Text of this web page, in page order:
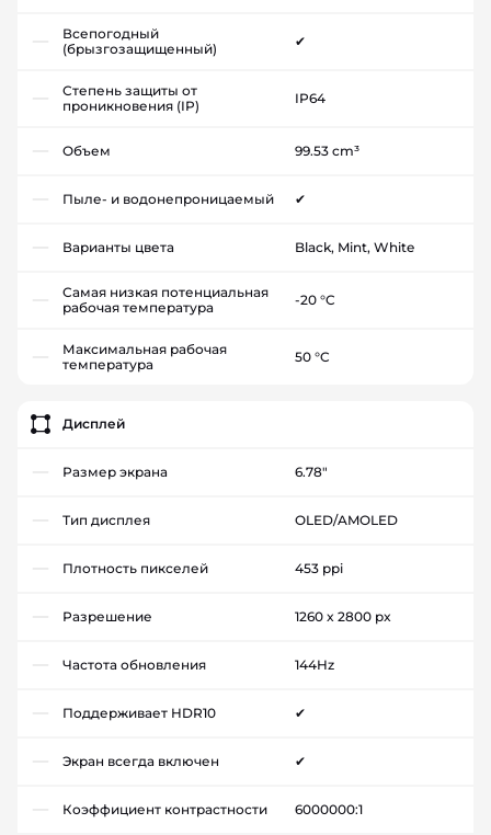
Всепогодный
(брызгозащищенный)
✔
Степень защиты от
проникновения (IP)
IP64
Объем 99.53 cm³
Пыле- и водонепроницаемый ✔
Варианты цвета Black, Mint, White
Самая низкая потенциальная
рабочая температура
-20 °C
Максимальная рабочая
температура
50 °C
Дисплей
Размер экрана 6.78"
Тип дисплея OLED/AMOLED
Плотность пикселей 453 ppi
Разрешение 1260 x 2800 px
Частота обновления 144Hz
Поддерживает HDR10 ✔
Экран всегда включен ✔
Коэффициент контрастности 6000000:1